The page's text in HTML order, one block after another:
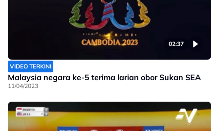
02:37
VIDEO TERKINI
Malaysia negara ke-5 terima larian obor Sukan SEA
11/04/2023